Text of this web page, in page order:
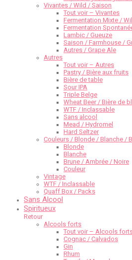
Vivantes / Wild / Saison
Tout voir – Vivantes
Fermentation Mixte /
Fermentation
Lambic / Gueuze
Saison / Farmhouse /
Autres / Grape Ale
Autres
Tout voir – Autres
Pastry / Bière aux fruits
Bière de table
Sour IPA
Triple Belge
Wheat Beer / Bière de
WTF / Inclassable
Sans alcool
Mead / Hydromel
Hard Seltzer
Couleurs / Blonde / Blanche /
Blonde
Blanche
Brune / Ambrée / Noire
Couleur
Vintage
WTF / Inclassable
Quaff Box / Packs
Sans Alcool
Spiritueux
Retour
Alcools forts
Tout voir – Alcools
Cognac / Calvados
Gin
Rhum